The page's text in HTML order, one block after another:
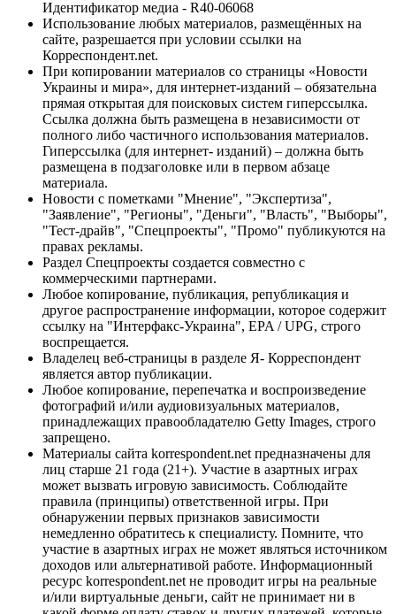
Идентификатор медиа - R40-06068
Использование любых материалов, размещённых на
сайте, разрешается при условии ссылки на
Корреспондент.net.
При копировании материалов со страницы «Новости
Украины и мира», для интернет-изданий – обязательна
прямая открытая для поисковых систем гиперссылка.
Ссылка должна быть размещена в независимости от
полного либо частичного использования материалов.
Гиперссылка (для интернет- изданий) – должна быть
размещена в подзаголовке или в первом абзаце
материала.
Новости с пометками "Мнение", "Экспертиза",
"Заявление", "Регионы", "Деньги", "Власть", "Выборы",
"Тест-драйв", "Спецпроекты", "Промо" публикуются на
правах рекламы.
Раздел Спецпроекты создается совместно с
коммерческими партнерами.
Любое копирование, публикация, републикация и
другое распространение информации, которое содержит
ссылку на "Интерфакс-Украина", EPA / UPG, строго
воспрещается.
Владелец веб-страницы в разделе Я- Корреспондент
является автор публикации.
Любое копирование, перепечатка и воспроизведение
фотографий и/или аудиовизуальных материалов,
принадлежащих правообладателю Getty Images, строго
запрещено.
Материалы сайта korrespondent.net предназначены для
лиц старше 21 года (21+). Участие в азартных играх
может вызвать игровую зависимость. Соблюдайте
правила (принципы) ответственной игры. При
обнаружении первых признаков зависимости
немедленно обратитесь к специалисту. Помните, что
участие в азартных играх не может являться источником
доходов или альтернативой работе. Информационный
ресурс korrespondent.net не проводит игры на реальные
и/или виртуальные деньги, сайт не принимает ни в